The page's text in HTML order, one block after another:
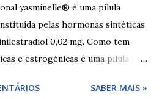
yasminelle® é uma pilula
pelas hormonas sintéticas
0,02 mg. Como tem
e estrogénicas é uma pilula
da yasminelle®: lactose mono-
SABER MAIS »